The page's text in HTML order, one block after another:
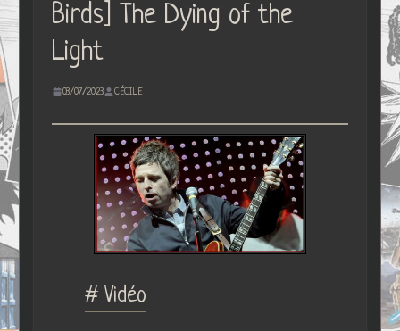
Birds] The Dying of the
Light
03/07/2023 CÉCILE
# Vidéo